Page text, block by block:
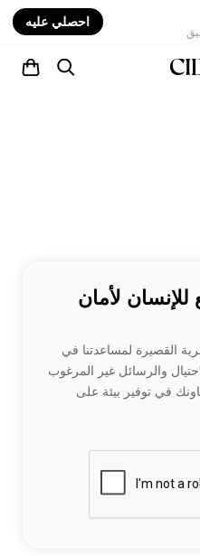
احصلي عليه
لأمان
القصيرة لمساعدتنا في
والرسائل غير المرغوب
في توفير بيئة على